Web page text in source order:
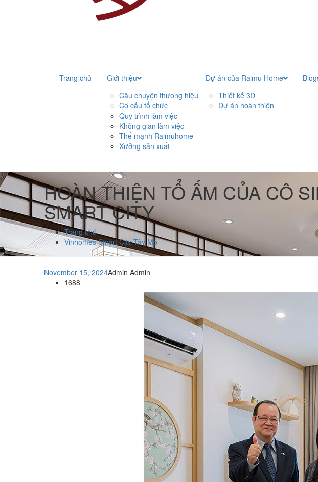
Trang chủ
Giới thiệu
Câu chuyện thương hiệu
Cơ cấu tổ chức
Quy trình làm việc
Không gian làm việc
Thế mạnh Raimuhome
Xưởng sản xuất
Dự án của Raimu Home
Thiết kế 3D
Dự án hoàn thiện
HOÀN THIỆN TỔ ẤM CỦA CÔ
SMART CITY
Trang chủ
Vinhomes Smart City Tây Mỗ
November 15, 2024Admin Admin
1688